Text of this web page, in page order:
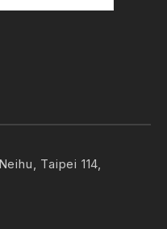
Taipei 114,